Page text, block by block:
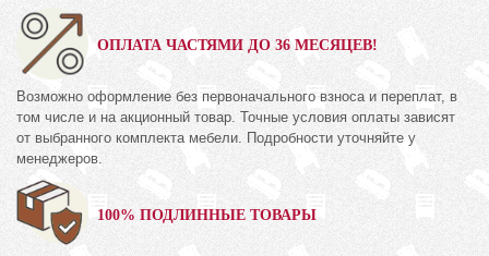
ОПЛАТА ЧАСТЯМИ ДО 36 МЕСЯЦЕВ!
Возможно оформление без первоначального взноса и переплат, в
том числе и на акционный товар. Точные условия оплаты зависят
от выбранного комплекта мебели. Подробности уточняйте у
менеджеров.
100% ПОДЛИННЫЕ ТОВАРЫ